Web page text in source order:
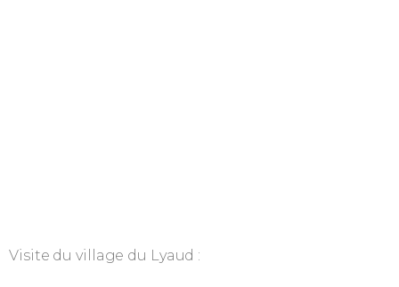
Visite du village du Lyaud :